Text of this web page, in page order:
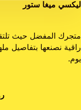
ليكسي ميغا ستور
متجرك المفضل حيث
راقية نصنعها بتفاصيل
يوم.